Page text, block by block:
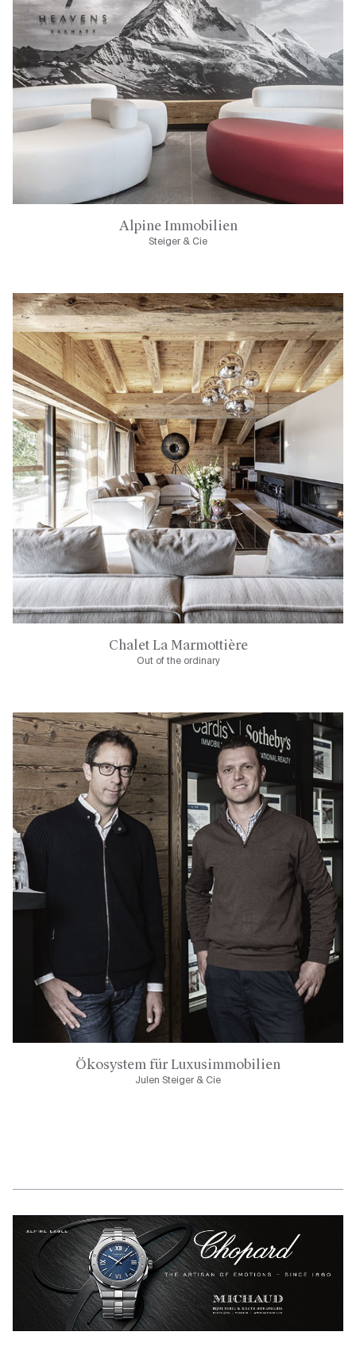
Alpine Immobilien
Steiger & Cie
Chalet La Marmottière
Out of the ordinary
Ökosystem für Luxusimmobilien
Julen Steiger & Cie